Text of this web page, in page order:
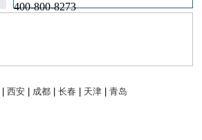
400-800-8273
西安 成都 长春 天津
青岛